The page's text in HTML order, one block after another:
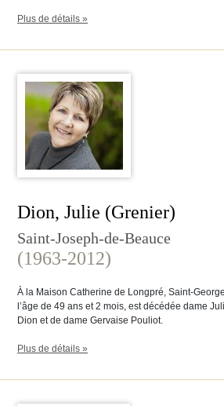
Plus de détails »
Dion, Julie (Grenier)
Saint-Joseph-de-Beauce
(1963-2012)
À la Maison Catherine de Longpré, Saint-
l’âge de 49 ans et 2 mois, est décédée dame
Dion et de dame Gervaise Pouliot.
Plus de détails »